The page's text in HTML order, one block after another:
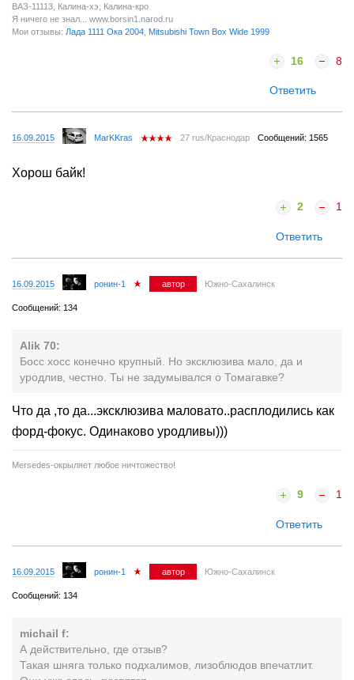
ВАЗ-11113, Калина-хэ, Калина-кро
Я ничего не знал... www.borsin1.narod.ru
Мои отзывы: Лада 1111 Ока 2004 Mitsubishi Town Box Wide 1999
16 8
Ответить
16.09.2015 MarKKras 27 rus/Краснодар Сообщений: 1565
Хорош байк!
2 1
Ответить
16.09.2015 ронин-1 автор Южно-Сахалинск
Сообщений: 134
Alik 70:
Босс хосс конечно крупный. Но эксклюзива мало, да и
уродлив, честно. Ты не задумывался о Томагавке?
Что да ,то да...эксклюзива маловато..расплодились как
форд-фокус. Одинаково уродливы)))
Mersedes-окрыляет любое ничтожество!
9 1
Ответить
16.09.2015 ронин-1 автор Южно-Сахалинск
Сообщений: 134
michail f:
А действительно, где отзыв?
Такая шняга только подхалимов, лизоблюдов впечатлит.